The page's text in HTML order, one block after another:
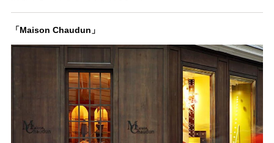
「Maison Chaudun」